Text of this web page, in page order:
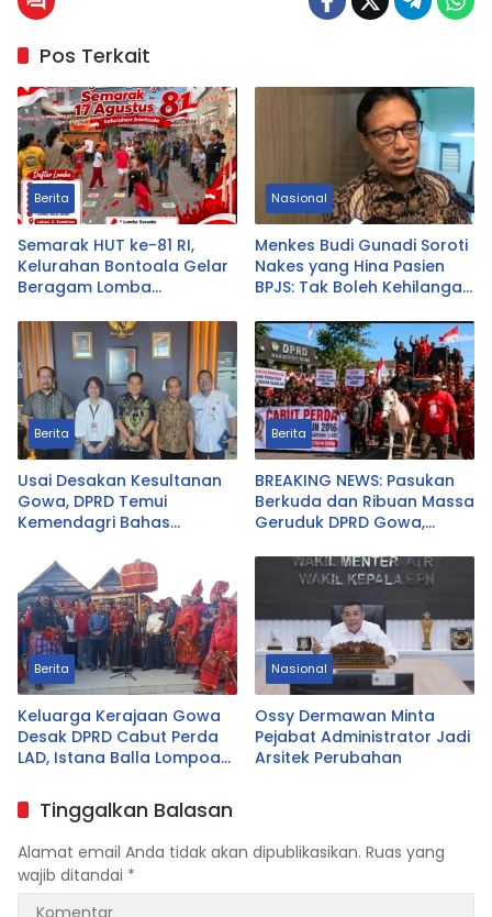
Pos Terkait
Berita
Semarak HUT ke-81 RI,
Kelurahan Bontoala Gelar
Beragam Lomba
Seluruh Warga
Nasional
Menkes Budi Gunadi Soroti
Nakes yang Hina Pasien
BPJS: Tak Boleh Kehilangan
Berita
Usai Desakan Kesultanan
Gowa, DPRD Temui
Kemendagri Bahas
Berita
BREAKING NEWS: Pasukan
Berkuda dan Ribuan Massa
Geruduk DPRD Gowa,
Berita
Keluarga Kerajaan Gowa
Desak DPRD Cabut Perda
LAD, Istana Balla Lompoa
Nasional
Ossy Dermawan Minta
Pejabat Administrator Jadi
Arsitek Perubahan
Tinggalkan Balasan
Alamat email Anda tidak akan dipublikasikan. Ruas yang
wajib ditandai *